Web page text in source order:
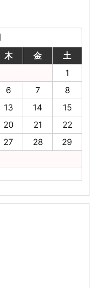
木 金
土
1
6 7
8
13 14
15
20 21
22
27 28
29